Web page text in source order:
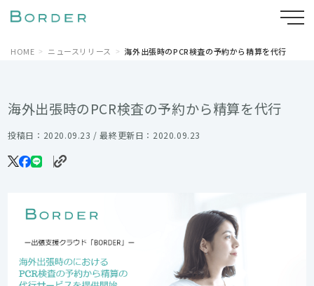
HOME ニュースリリース 海外出張時のPCR検査の予約から精算を代行
海外出張時のPCR検査の予約から精算を代行
投稿日：2020.09.23 / 最終更新日：2020.09.23